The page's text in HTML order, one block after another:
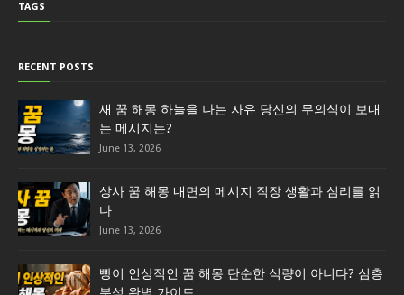
TAGS
RECENT POSTS
새 꿈 해몽 하늘을 나는 자유 당신의 무의식이 보내
는 메시지는?
June 13, 2026
상사 꿈 해몽 내면의 메시지 직장 생활과 심리를 읽
다
June 13, 2026
빵이 인상적인 꿈 해몽 단순한 식량이 아니다? 심층